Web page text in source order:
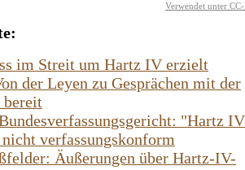
Verwendet unter
im Streit um Hartz IV erzielt
der Leyen zu Gesprächen mit der
"Hartz
nicht verfassungskonform
Äußerungen über Hartz-IV-